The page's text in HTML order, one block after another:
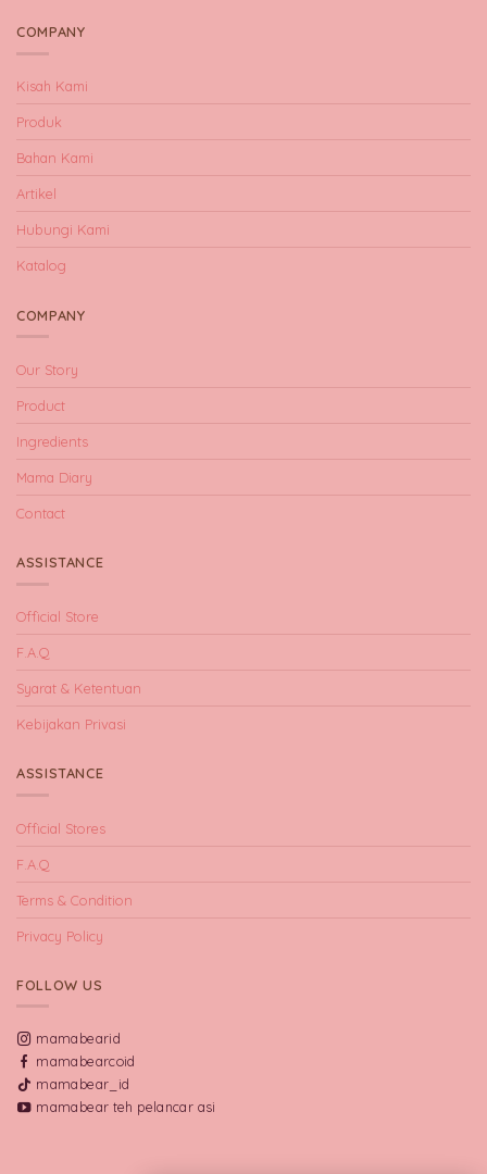
COMPANY
Kisah Kami
Produk
Bahan Kami
Artikel
Hubungi Kami
Katalog
COMPANY
Our Story
Product
Ingredients
Mama Diary
Contact
ASSISTANCE
Official Store
F.A.Q
Syarat & Ketentuan
Kebijakan Privasi
ASSISTANCE
Official Stores
F.A.Q
Terms & Condition
Privacy Policy
FOLLOW US
mamabearid
mamabearcoid
mamabear_id
mamabear teh pelancar asi